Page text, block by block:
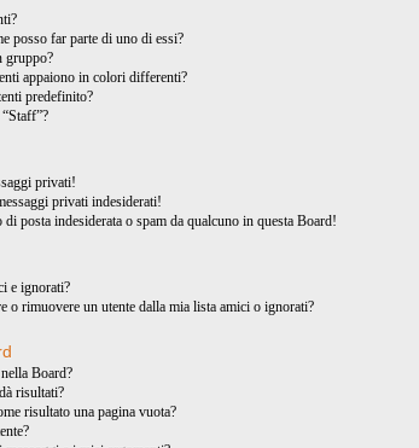
posso far parte di uno di essi?
gruppo?
appaiono in colori differenti?
predefinito?
privati!
privati indesiderati!
posta indesiderata o spam da qualcuno in questa Board!
e ignorati?
o rimuovere un utente dalla mia lista amici o ignorati?
Board?
risultati?
risultato una pagina vuota?